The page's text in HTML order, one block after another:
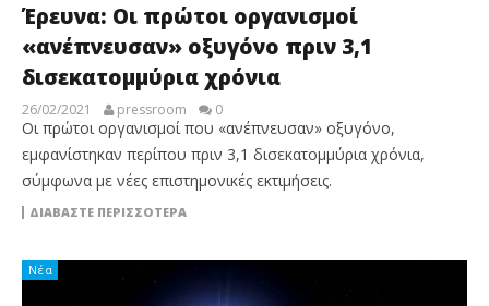
Έρευνα: Οι πρώτοι οργανισμοί
«ανέπνευσαν» οξυγόνο πριν 3,1
δισεκατομμύρια χρόνια
26/02/2021 pressroom 0
Οι πρώτοι οργανισμοί που «ανέπνευσαν» οξυγόνο,
εμφανίστηκαν περίπου πριν 3,1 δισεκατομμύρια χρόνια,
σύμφωνα με νέες επιστημονικές εκτιμήσεις.
ΔΙΑΒΆΣΤΕ ΠΕΡΙΣΣΌΤΕΡΑ
Νέα